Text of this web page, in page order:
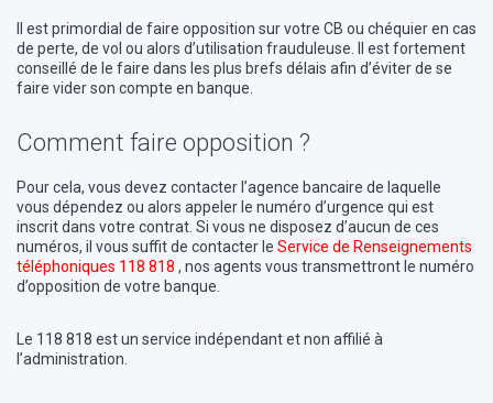
Il est primordial de faire opposition sur votre CB ou chéquier en cas
de perte, de vol ou alors d’utilisation frauduleuse. Il est fortement
conseillé de le faire dans les plus brefs délais afin d’éviter de se
faire vider son compte en banque.
Comment faire opposition ?
Pour cela, vous devez contacter l’agence bancaire de laquelle
vous dépendez ou alors appeler le numéro d’urgence qui est
inscrit dans votre contrat. Si vous ne disposez d’aucun de ces
numéros, il vous suffit de contacter le Service de Renseignements
téléphoniques 118 818 , nos agents vous transmettront le numéro
d’opposition de votre banque
Le 118 818 est un service indépendant et non affilié à
l’administration.